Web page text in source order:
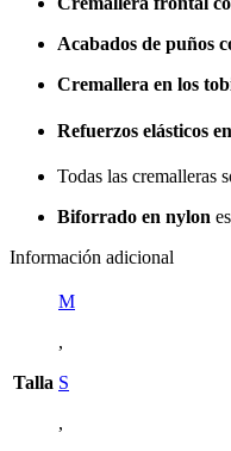
Acabados de puños
Cremallera en los
Refuerzos elásticos
Todas las cremalleras
Biforrado en nylon
Información adicional
Talla
M
,
S
,